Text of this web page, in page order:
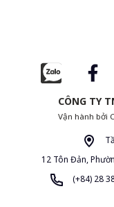
CÔNG TY
Vận hành bởi
12 Tôn Đản,
(+84) 28